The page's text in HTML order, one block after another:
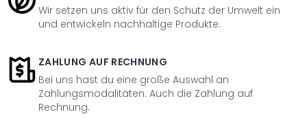
Wir setzen uns aktiv für den Schutz der Umwelt ein
und entwickeln nachhaltige Produkte.
ZAHLUNG AUF RECHNUNG
Bei uns hast du eine große Auswahl an
Zahlungsmodalitäten. Auch die Zahlung auf
Rechnung.